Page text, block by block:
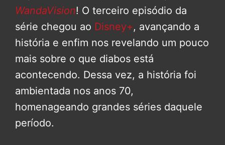
WandaVision! O terceiro episódio da
série chegou ao Disney+, avançando a
história e enfim nos revelando um pouco
mais sobre o que diabos está
acontecendo. Dessa vez, a história foi
ambientada nos anos 70,
homenageando grandes séries daquele
período.